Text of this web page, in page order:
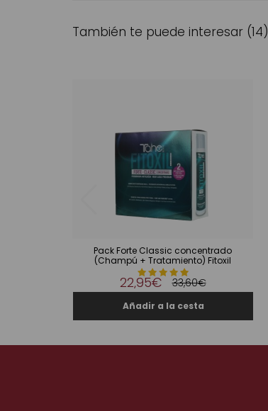
También te puede interesar (14)
Pack Forte Classic concentrado
(Champú + Tratamiento) Fitoxil
22,95€ 33,60€